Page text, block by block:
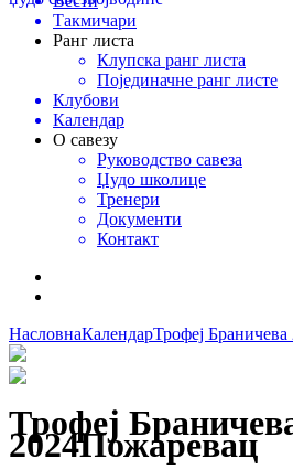
Такмичари
Ранг листа
Клупска ранг листа
Појединачне ранг листе
Клубови
Календар
О савезу
Руководство савеза
Џудо школице
Тренери
Документи
Контакт
НасловнаКалендарТрофеј Браничева
Трофеј
2024Пожаревац